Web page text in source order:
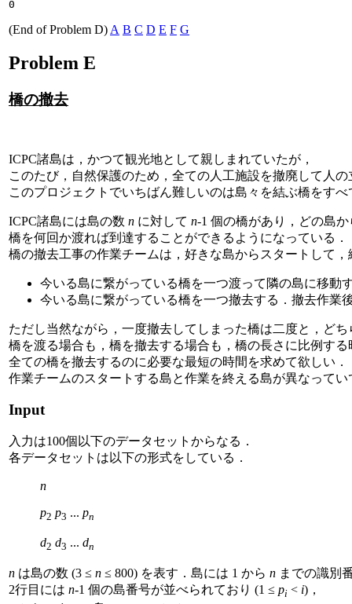
(End of Problem D) A B C D E F G
Problem E
橋の撤去
ICPC諸島は，かつて観光地として親しまれていたが，
このたび，自然保護のため，全ての人工施設を撤廃して人
このプロジェクトでいちばん難しいのは島々を結ぶ橋をす
ICPC諸島には島の数 n に対して n-1 個の橋があり，どの島
橋を何回か渡れば到達することができるようになっている．
橋の撤去工事の作業チームは，好きな島からスタートして
今いる島に繋がっている橋を一つ渡って隣の島に移動
今いる島に繋がっている橋を一つ撤去する．撤去作業
ただし当然ながら，一度撤去してしまった橋は二度と，ど
橋を渡る場合も，橋を撤去する場合も，橋の長さに比例す
全ての橋を撤去するのに必要な最短の時間を求めて欲しい．
作業チームのスタートする島と作業を終える島が異なって
Input
入力は100個以下のデータセットからなる．
各データセットは以下の形式をしている．
n
p2 p3 ... pn
d2 d3 ... dn
n は島の数 (3 ≤ n ≤ 800) を表す．島には 1 から n までの識別
2行目には n-1 個の島番号が並べられており (1 ≤ pi < i)，